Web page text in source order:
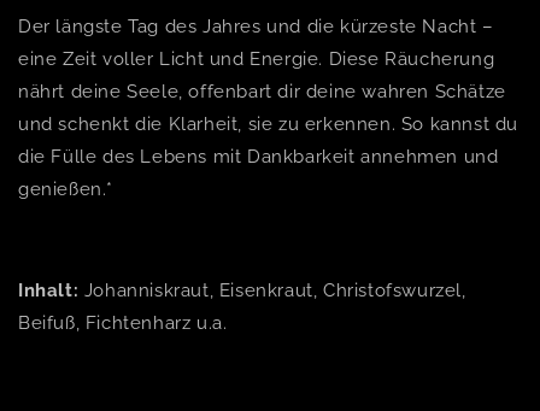
Der längste Tag des Jahres und die kürzeste Nacht –
eine Zeit voller Licht und Energie. Diese Räucherung
nährt deine Seele, offenbart dir deine wahren Schätze
und schenkt die Klarheit, sie zu erkennen. So kannst du
die Fülle des Lebens mit Dankbarkeit annehmen und
genießen.*
Inhalt: Johanniskraut, Eisenkraut, Christofswurzel,
Beifuß, Fichtenharz u.a.